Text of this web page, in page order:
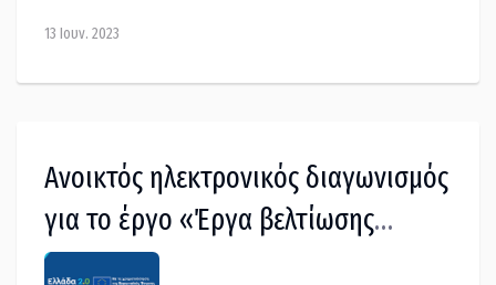
καταληκτική ημερομηνία υποβολής προσφορών την 28-6-2023,
13 Ιουν. 2023
Ανοικτός ηλεκτρονικός διαγωνισμός
για το έργο «Έργα βελτίωσης
οδικής ασφάλειας Δήμου